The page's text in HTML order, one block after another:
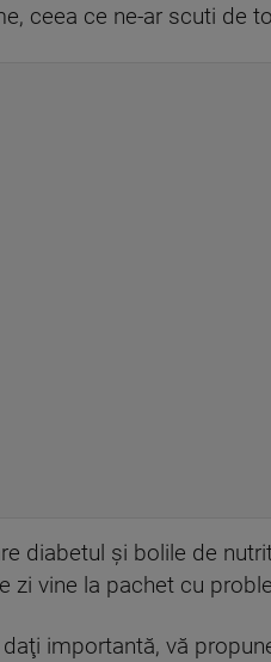
ceea ce ne-ar scuti de
diabetul şi bolile de
zi vine la pachet cu
importantă, vă